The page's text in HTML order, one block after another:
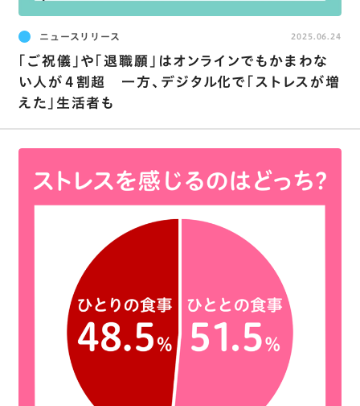
ニュースリリース
｢ご祝儀｣や｢退職願｣はオンラインでもかまわな
い人が４割超 一方、デジタル化で｢ストレスが増
えた｣生活者も
2025.06.24